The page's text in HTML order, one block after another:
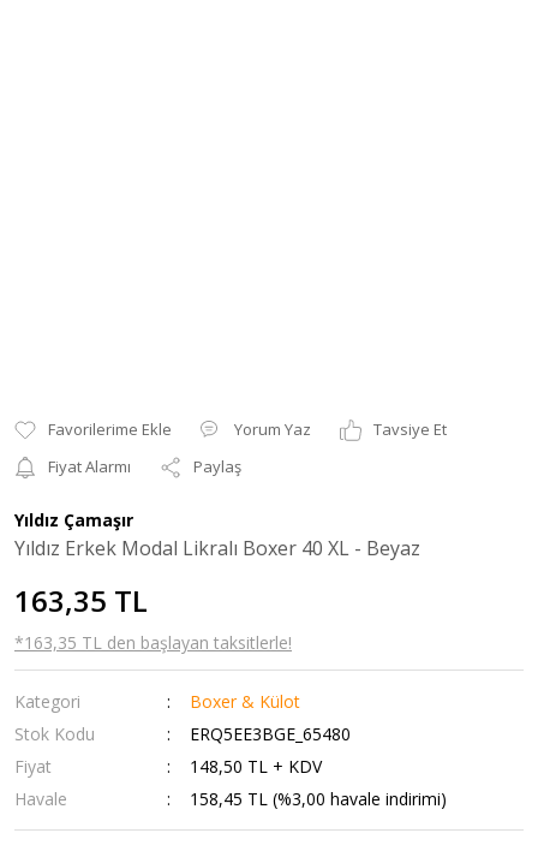
Yorum Yaz
Tavsiye Et
Fiyat Alarmı
Paylaş
Yıldız Çamaşır
Yıldız Erkek Modal Likralı Boxer 40 XL - Beyaz
163,35 TL
*163,35 TL den başlayan taksitlerle!
Kategori
Boxer & Külot
Stok Kodu
ERQ5EE3BGE_65480
Fiyat
148,50 TL + KDV
Havale
158,45 TL (%3,00 havale indirimi)